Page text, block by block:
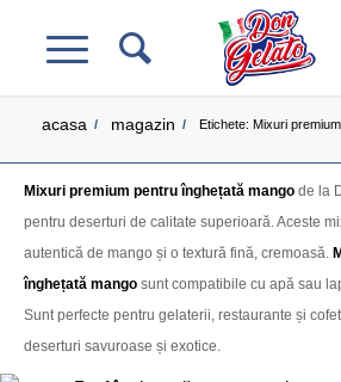
acasa / magazin / Etichete: Mixuri
Mixuri premium pentru înghețată mango de la
pentru deserturi de calitate superioară. Aceste
autentică de mango și o textură fină, cremoasă.
înghețată mango sunt compatibile cu apă sau
Sunt perfecte pentru gelaterii, restaurante și
deserturi savuroase și exotice.